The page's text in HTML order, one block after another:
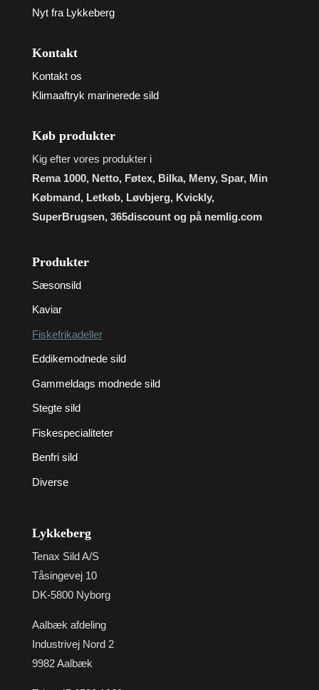
Nyt fra Lykkeberg
Kontakt
Kontakt os
Klimaaftryk marinerede sild
Køb produkter
Kig efter vores produkter i
Rema 1000, Netto, Føtex, Bilka, Meny, Spar, Min
Købmand, Letkøb, Løvbjerg, Kvickly,
SuperBrugsen, 365discount og på nemlig.com
Produkter
Sæsonsild
Kaviar
Fiskefrikadeller
Eddikemodnede sild
Gammeldags modnede sild
Stegte sild
Fiskespecialiteter
Benfri sild
Diverse
Lykkeberg
Tenax Sild A/S
Tåsingevej 10
DK-5800 Nyborg
Aalbæk afdeling
Industrivej Nord 2
9982 Aalbæk